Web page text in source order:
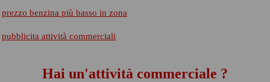
prezzo benzina più basso in zona
pubblicita attività commerciali
Hai un'attività commerciale ?